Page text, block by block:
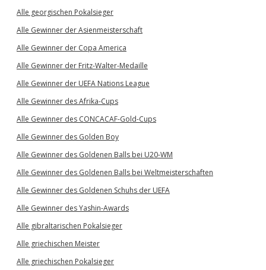
Alle georgischen Pokalsieger
Alle Gewinner der Asienmeisterschaft
Alle Gewinner der Copa America
Alle Gewinner der Fritz-Walter-Medaille
Alle Gewinner der UEFA Nations League
Alle Gewinner des Afrika-Cups
Alle Gewinner des CONCACAF-Gold-Cups
Alle Gewinner des Golden Boy
Alle Gewinner des Goldenen Balls bei U20-WM
Alle Gewinner des Goldenen Balls bei Weltmeisterschaften
Alle Gewinner des Goldenen Schuhs der UEFA
Alle Gewinner des Yashin-Awards
Alle gibraltarischen Pokalsieger
Alle griechischen Meister
Alle griechischen Pokalsieger